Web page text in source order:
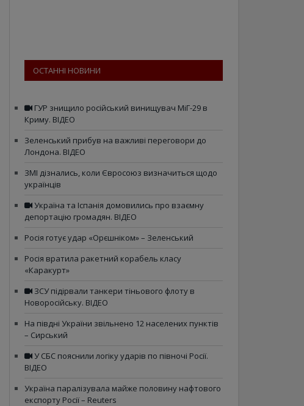
ОСТАННІ НОВИНИ
ГУР знищило російський винищувач МіГ-29 в
Криму. ВІДЕО
Зеленський прибув на важливі переговори до
Лондона. ВІДЕО
ЗМІ дізнались, коли Євросоюз визначиться щодо
українців
Україна та Іспанія домовились про взаємну
депортацію громадян. ВІДЕО
Росія готує удар «Орєшніком» – Зеленський
Росія вратила ракетний корабель класу
«Каракурт»
ЗСУ підірвали танкери тіньового флоту в
Новоросійську. ВІДЕО
На півдні України звільнено 12 населених пунктів
– Сирський
У СБС пояснили логіку ударів по півночі Росії.
ВІДЕО
Україна паралізувала майже половину нафтового
експорту Росії – Reuters